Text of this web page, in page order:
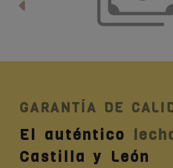
GARANTÍA DE
El auténtico
Castilla y León